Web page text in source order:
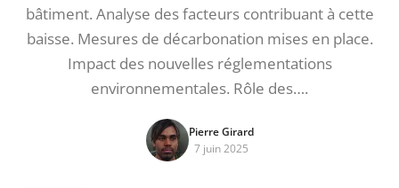
bâtiment. Analyse des facteurs contribuant à cette
baisse. Mesures de décarbonation mises en place.
Impact des nouvelles réglementations
environnementales. Rôle des….
Pierre Girard
7 juin 2025